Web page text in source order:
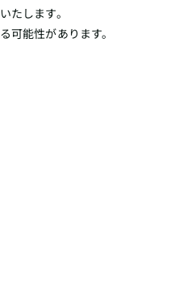
たします。
能性があります。